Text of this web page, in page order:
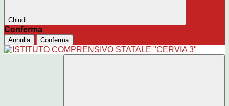
Chiudi
Conferma
Annulla Conferma